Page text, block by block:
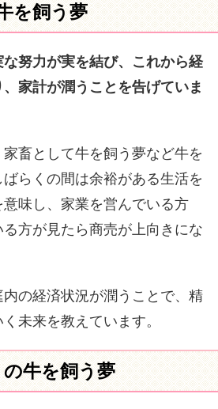
を飼う夢
努力が実を結び、これから経
家計が潤うことを告げていま
畜として牛を飼う夢など牛を
らくの間は余裕がある生活を
味し、家業を営んでいる方
方が見たら商売が上向きにな
の経済状況が潤うことで、精
未来を教えています。
牛を飼う夢